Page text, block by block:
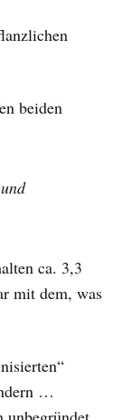
beiden
ca. 3,3
mit dem, was
…